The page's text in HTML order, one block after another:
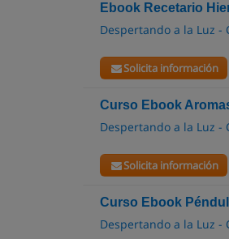
Ebook Recetario
Despertando a la Luz -
Solicita información
Curso Ebook
Despertando a la Luz -
Solicita información
Curso Ebook
Despertando a la Luz -